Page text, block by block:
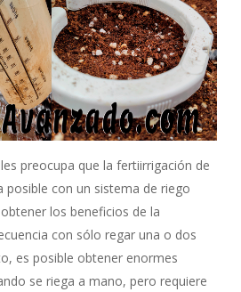
preocupa que la fertiirrigación de
posible con un sistema de riego
los beneficios de la
con sólo regar una o dos
es posible obtener enormes
se riega a mano, pero requiere